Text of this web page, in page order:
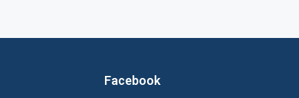
Facebook